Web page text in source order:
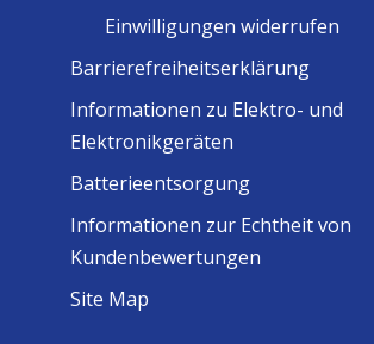
Einwilligungen widerrufen
Barrierefreiheitserklärung
Informationen zu Elektro- und
Elektronikgeräten
Batterieentsorgung
Informationen zur Echtheit von
Kundenbewertungen
Site Map